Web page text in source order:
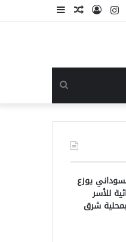
مقال تسجيل
انستقرام يوتيوب
عن
يوزع
للأسر
بمحلية شرق